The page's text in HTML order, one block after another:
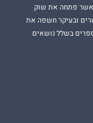
אשר פתחה את שוק
ובעיקר חשפה את
בשלל נושאים